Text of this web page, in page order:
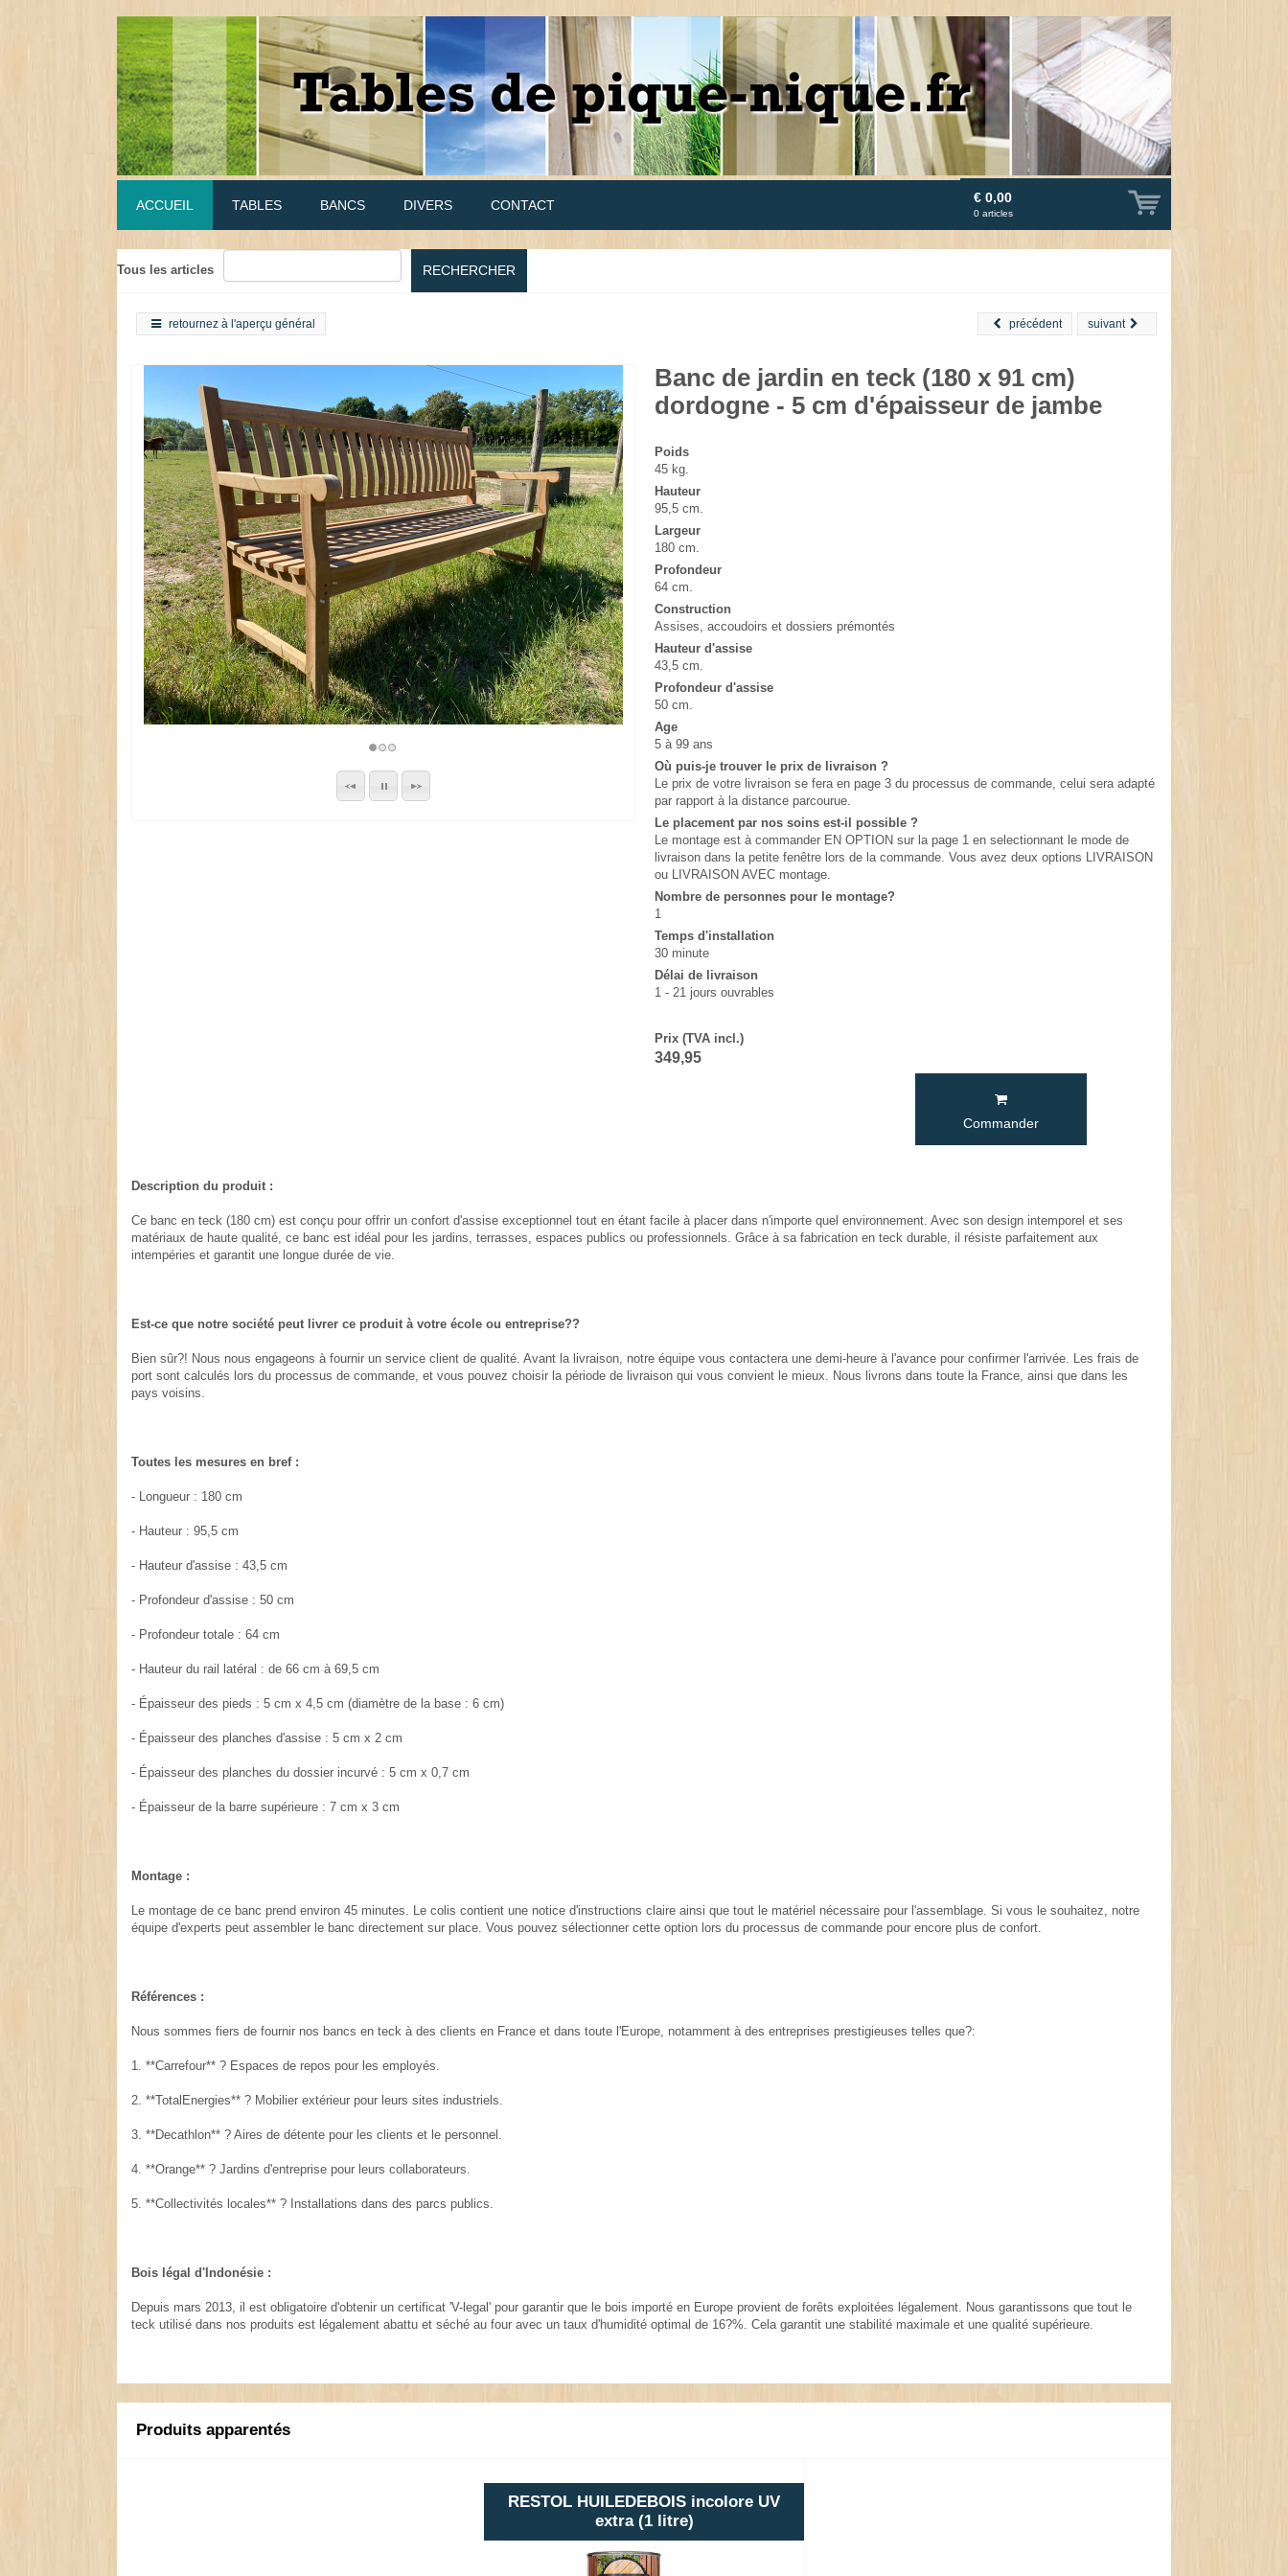
ACCUEIL TABLES BANCS DIVERS CONTACT € 0,00
0 articles
Tous les articles RECHERCHER
retournez à l'aperçu général suivant
précédent
Banc de jardin en teck (180 x 91 cm)
dordogne - 5 cm d'épaisseur de jambe
Poids
45 kg.
Hauteur
95,5 cm.
Largeur
180 cm.
Profondeur
64 cm.
Construction
Assises, accoudoirs et dossiers prémontés
Hauteur d'assise
43,5 cm.
Profondeur d'assise
50 cm.
Age
5 à 99 ans
Où puis-je trouver le prix de livraison ?
Le prix de votre livraison se fera en page 3 du processus de commande, celui sera adapté
par rapport à la distance parcourue.
Le placement par nos soins est-il possible ?
Le montage est à commander EN OPTION sur la page 1 en selectionnant le mode de
livraison dans la petite fenêtre lors de la commande. Vous avez deux options LIVRAISON
ou LIVRAISON AVEC montage.
Nombre de personnes pour le montage?
1
Temps d'installation
30 minute
Délai de livraison
1 - 21 jours ouvrables
Prix (TVA incl.)
349,95
Commander
Description du produit :
Ce banc en teck (180 cm) est conçu pour offrir un confort d'assise exceptionnel tout en étant facile à placer dans n'importe quel environnement. Avec son design intemporel et ses
matériaux de haute qualité, ce banc est idéal pour les jardins, terrasses, espaces publics ou professionnels. Grâce à sa fabrication en teck durable, il résiste parfaitement aux
intempéries et garantit une longue durée de vie.
Est-ce que notre société peut livrer ce produit à votre école ou entreprise??
Bien sûr?! Nous nous engageons à fournir un service client de qualité. Avant la livraison, notre équipe vous contactera une demi-heure à l'avance pour confirmer l'arrivée. Les frais de
port sont calculés lors du processus de commande, et vous pouvez choisir la période de livraison qui vous convient le mieux. Nous livrons dans toute la France, ainsi que dans les
pays voisins.
Toutes les mesures en bref :
- Longueur : 180 cm
- Hauteur : 95,5 cm
- Hauteur d'assise : 43,5 cm
- Profondeur d'assise : 50 cm
- Profondeur totale : 64 cm
- Hauteur du rail latéral : de 66 cm à 69,5 cm
- Épaisseur des pieds : 5 cm x 4,5 cm (diamètre de la base : 6 cm)
- Épaisseur des planches d'assise : 5 cm x 2 cm
- Épaisseur des planches du dossier incurvé : 5 cm x 0,7 cm
- Épaisseur de la barre supérieure : 7 cm x 3 cm
Montage :
Le montage de ce banc prend environ 45 minutes. Le colis contient une notice d'instructions claire ainsi que tout le matériel nécessaire pour l'assemblage. Si vous le souhaitez, notre
équipe d'experts peut assembler le banc directement sur place. Vous pouvez sélectionner cette option lors du processus de commande pour encore plus de confort.
Références :
Nous sommes fiers de fournir nos bancs en teck à des clients en France et dans toute l'Europe, notamment à des entreprises prestigieuses telles que?:
1. **Carrefour** ? Espaces de repos pour les employés.
2. **TotalEnergies** ? Mobilier extérieur pour leurs sites industriels.
3. **Decathlon** ? Aires de détente pour les clients et le personnel.
4. **Orange** ? Jardins d'entreprise pour leurs collaborateurs.
5. **Collectivités locales** ? Installations dans des parcs publics.
Bois légal d'Indonésie :
Depuis mars 2013, il est obligatoire d'obtenir un certificat 'V-legal' pour garantir que le bois importé en Europe provient de forêts exploitées légalement. Nous garantissons que tout le
teck utilisé dans nos produits est légalement abattu et séché au four avec un taux d'humidité optimal de 16?%. Cela garantit une stabilité maximale et une qualité supérieure.
Produits apparentés
RESTOL HUILEDEBOIS incolore UV
extra (1 litre)